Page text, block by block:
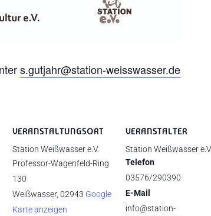
s.gutjahr@station-weisswasser.de
VERANSTALTUNGSORT
Station Weißwasser e.V.
Professor-Wagenfeld-Ring
130
Weißwasser, 02943 Google
Karte anzeigen
VERANSTALTER
Station Weißwasser e.V.
Telefon
03576/290390
E-Mail
info@station-